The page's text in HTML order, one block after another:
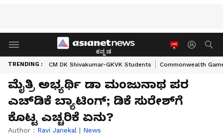
ಕನ್ನಡ
TRENDING : CM DK Shivakumar-GKVK Students Commonwealth
ಮೈತ್ರಿ ಅಭ್ಯರ್ಥಿ ಡಾ ಮಂಜುನಾಥ ಪರ
ಎಚ್‌ಡಿಕೆ ಬ್ಯಾಟಿಂಗ್; ಡಿಕೆ ಸುರೇಶ್‌ಗೆ
ಕೊಟ್ಟ ಎಚ್ಚರಿಕೆ ಏನು?
Author : Ravi Janekal | News